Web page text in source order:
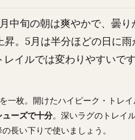
中旬の朝は爽やかで、曇
昇。5月は半分ほどの日に
イルでは変わりやすいです
一枚。開けたハイピーク・トレ
ーズで十分。深いラグのトレイ
長い下りで使いましょう。